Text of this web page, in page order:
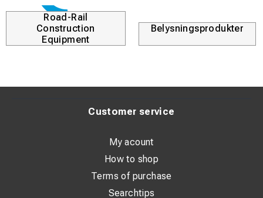
Hårdhet: 300–400 HV
Kan användas som buffertlager för ytskikt med högre
hårdhet (andra Tubrodur-elektroder)
Kod: EN 14700 T Z Fe3
Road-Rail
Construction
Equipment
Belysningsprodukter
Customer service
My acount
How to shop
Terms of purchase
Searchtips